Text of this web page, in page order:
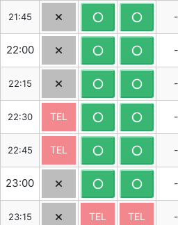
21:45 -
22:00 -
22:15 -
22:30 TEL -
22:45 TEL -
23:00 -
23:15 TEL TEL -